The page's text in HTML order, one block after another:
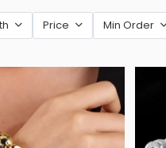
Price Min Order